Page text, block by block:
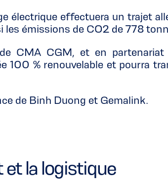
électrique effectuera un trajet
émissions de CO2 de 778
CMA CGM, et en partenariat
100 % renouvelable et pourra
de Binh Duong et Gemalink.
la logistique